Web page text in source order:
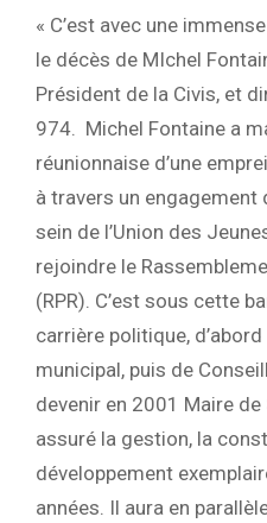
« C’est avec une
le décès de MIchel
Président de la Civis, et
974. Michel Fontaine a
réunionnaise d’une
à travers un engagement
sein de l’Union des
rejoindre le
(RPR). C’est sous cette
carrière politique,
municipal, puis de
devenir en 2001 Maire
assuré la gestion, la
développement
années. Il aura en